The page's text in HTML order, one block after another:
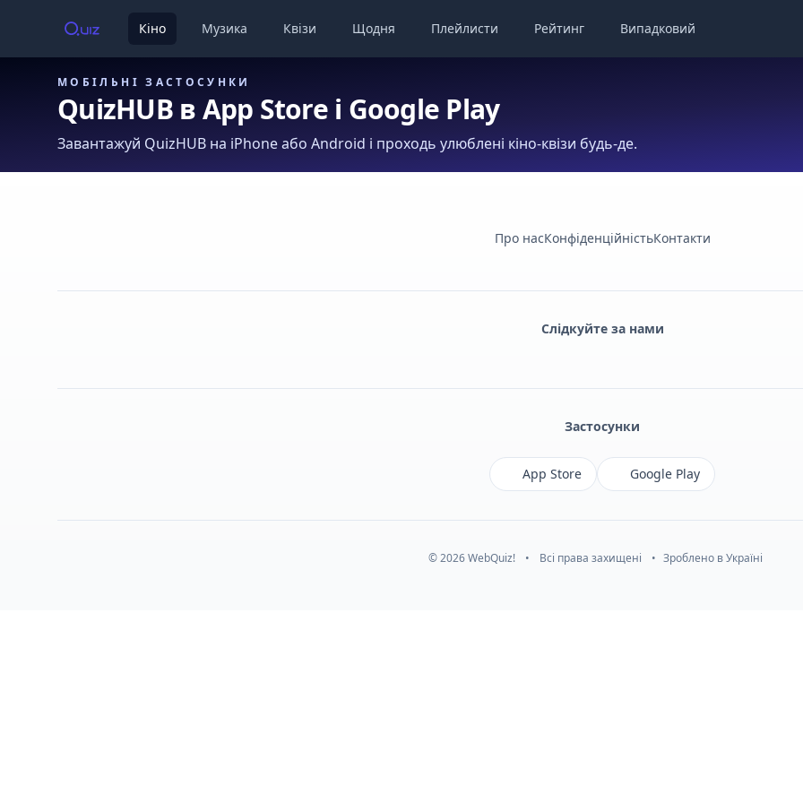
Кіно Музика Квізи Щодня Плейлисти Рейтинг Випадковий
МОБІЛЬНІ ЗАСТОСУНКИ
QuizHUB в App Store і Google Play
Завантажуй QuizHUB на iPhone або Android і проходь улюблені кіно-квізи будь-де.
Про насКонфіденційністьКонтакти
Слідкуйте за нами
Застосунки
App Store Google Play
© 2026 WebQuiz! • Всі права захищені • Зроблено в Україні